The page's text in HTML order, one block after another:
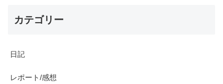
カテゴリー
日記
レポート/感想